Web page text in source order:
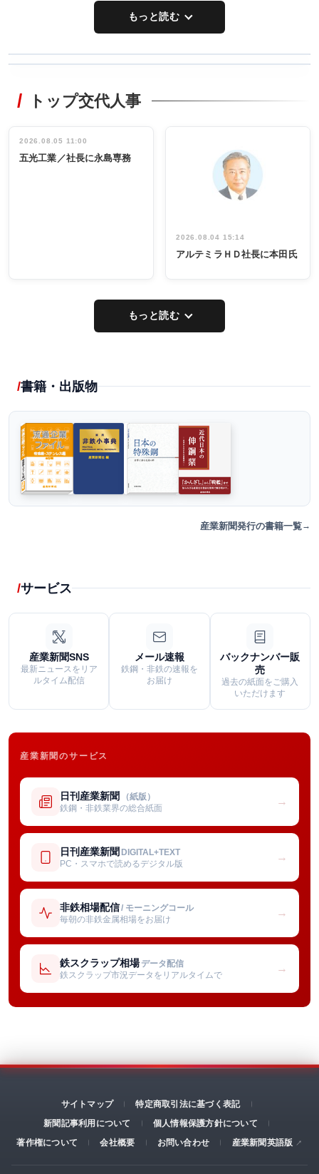
もっと読む
非鉄業界で
インタビュ
ー／社内ア
タックトレー
祝う 業界関
係者ら220人
出席
トップ交代人事
2026.08.05 11:00
五光工業／社長に永島専務
2026.08.04 15:14
アルテミラＨＤ社長に本田氏
もっと読む
書籍・出版物
産業新聞発行の書籍一覧
サービス
産業新聞SNS
最新ニュースをリア
ルタイム配信
メール速報
鉄鋼・非鉄の速報を
お届け
バックナンバー販
売
過去の紙面をご購入
いただけます
産業新聞のサービス
日刊産業新聞 （紙版）
鉄鋼・非鉄業界の総合紙面
→
日刊産業新聞 DIGITAL+TEXT
PC・スマホで読めるデジタル版
→
非鉄相場配信/ モーニングコール
毎朝の非鉄金属相場をお届け
→
鉄スクラップ相場 データ配信
鉄スクラップ市況データをリアルタイムで
→
サイトマップ
特定商取引法に基づく表記
新聞記事利用について
個人情報保護方針について
著作権について
会社概要 お問い合わせ 産業新聞英語版